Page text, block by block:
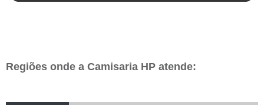
Regiões onde a Camisaria HP atende: